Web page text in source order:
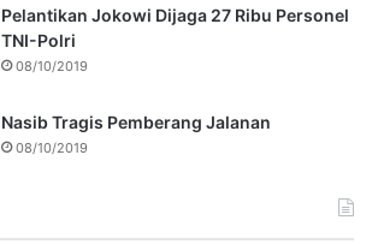
Pelantikan Jokowi Dijaga 27 Ribu Personel
TNI-Polri
08/10/2019
Nasib Tragis Pemberang Jalanan
08/10/2019